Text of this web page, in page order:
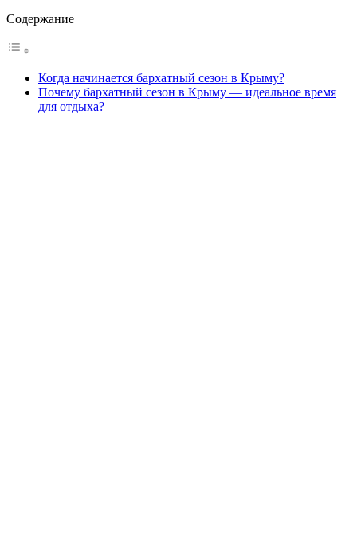
Содержание
Когда начинается бархатный сезон в Крыму?
Почему бархатный сезон в Крыму — идеальное время
для отдыха?